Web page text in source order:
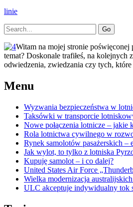
linie
Primary
Sidebar
Search
for:
Witam na mojej stronie
temat? Doskonale trafiłeś, na
odwiedzenia, zwiedzania czy tych, które
Menu
Wyzwania bezpieczeństwa w
Taksówki w transporcie
Nowe połączenia lotnicze – jakie
Rola lotnictwa cywilnego w
Rynek samolotów pasażerskich –
Jak wylot, to tylko z lotniska
Kupuję samolot – i co dalej?
United States Air Force
Wielka modernizacja
ULC akceptuje indywidualny tok